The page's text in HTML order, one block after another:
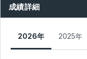
成績詳細
2026年 2025年